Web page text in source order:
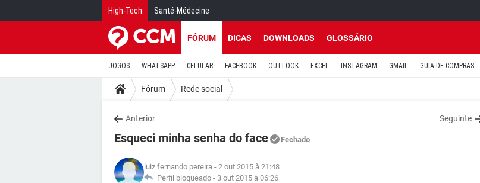
High-Tech Santé-Médecine
FÓRUM DICAS DOWNLOADS GLOSSÁRIO
JOGOS WHATSAPP CELULAR FACEBOOK OUTLOOK EXCEL INSTAGRAM GMAIL GUIA DE COMPRAS
Fórum Rede social
Anterior Seguinte
Esqueci minha senha do face Fechado
luiz fernando pereira - 2 out 2015 à 21:48
Perfil bloqueado - 3 out 2015 à 06:26